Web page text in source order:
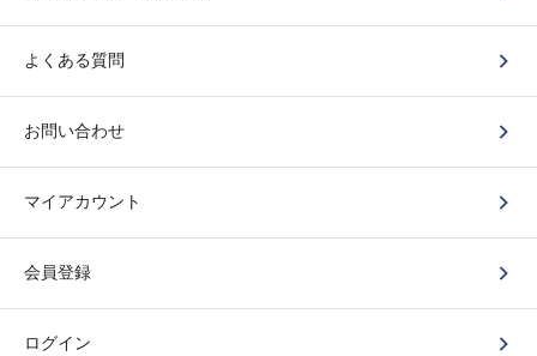
よくある質問
お問い合わせ
マイアカウント
会員登録
ログイン